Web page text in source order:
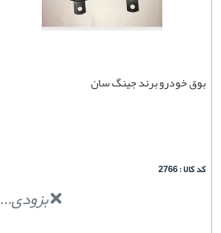
بوق خودرو برند جینگ سان
کد کالا : 2766
بزودی...